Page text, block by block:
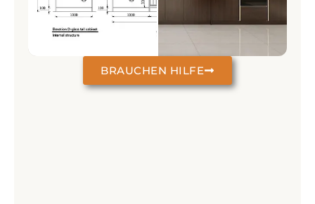
BRAUCHEN HILFE